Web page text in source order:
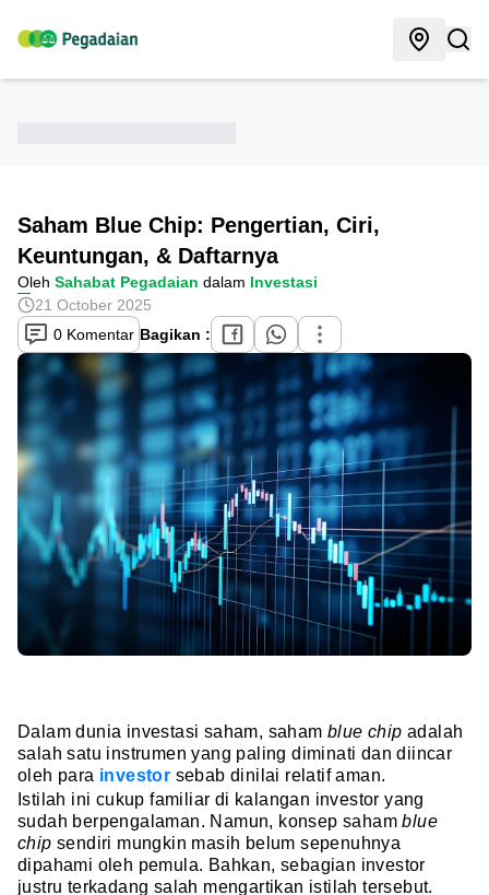
Saham Blue Chip: Pengertian, Ciri,
Keuntungan, & Daftarnya
Oleh Sahabat Pegadaian dalam Investasi
21 October 2025
0 Komentar Bagikan :
Dalam dunia investasi saham, saham blue chip adalah
salah satu instrumen yang paling diminati dan diincar
oleh para investor sebab dinilai relatif aman.
Istilah ini cukup familiar di kalangan investor yang
sudah berpengalaman. Namun, konsep sahamblue
chip sendiri mungkin masih belum sepenuhnya
dipahami oleh pemula. Bahkan, sebagian investor
justru terkadang salah mengartikan istilah tersebut.